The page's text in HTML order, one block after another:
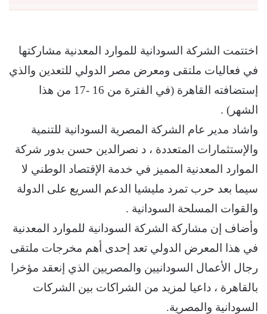
اختتمت الشركة السودانية للموارد المعدنية مشاركتها
في فعاليات ملتقى ومعرض مصر الدولي للتعدين والذي
إستضافته القاهرة (في الفترة من 16 -17 من هذا
الشهر) .
واشاد مدير عام الشركة المصرية السودانية للتنمية
والإستثمارات المتعددة ، د نصرالدين حسن بدور شركة
الموارد المعدنية المميز في خدمة الإقتصاد الوطني لا
سيما بعد حرب تمرد مليشيا الدعم السريع على الدولة
والقوات المسلحة السودانية .
وأضاف إن مشاركة الشركة السودانية للموارد المعدنية
في هذا المعرض الدولي تعد إحدى أهم مخرجات ملتقى
رجال الأعمال السودانيين والمصريين الذي إنعقد مؤخرا
بالقاهرة ، داعيا لمزيد من الشراكات بين الشركات
السودانية والمصرية.